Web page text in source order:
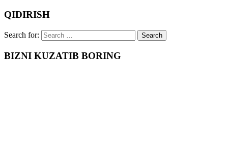
QIDIRISH
Search for:
BIZNI KUZATIB BORING